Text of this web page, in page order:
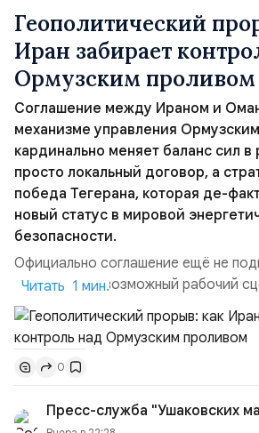
Геополитический
Иран забирает
Ормузским проливом
Соглашение между Ираном и
механизме управления
кардинально меняет баланс сил в
просто локальный договор, а
победа Тегерана, которая де-
новый статус в мировой
безопасности.
Официально соглашение ещё не
пункты — это возможный рабочий
скорее всего будут
тезисы и последствия этого
доли контроля (75 на 25). Было:
контролировали пролив на
50/50. Стало: Новое соглашение
Ираном...
Читать 1 мин.
0
Пресс-служба "Ушаковских